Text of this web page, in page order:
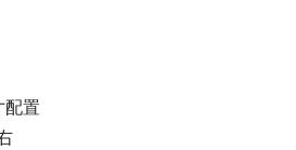
配置